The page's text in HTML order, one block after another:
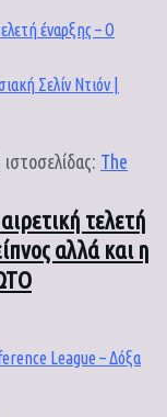
τελετή
αλλά και η
The